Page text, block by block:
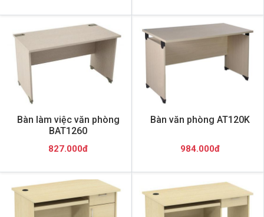
Bàn làm việc văn phòng
BAT1260
827.000đ
Bàn văn phòng AT120K
984.000đ